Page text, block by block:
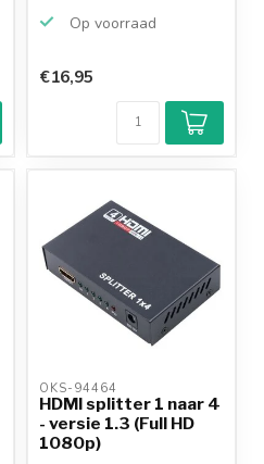
Op voorraad
Klantenbeoordeling
9,2/10
Achteraf
betalen mogelijk
€16,95
OKS-94464
HDMI splitter 1 naar 4
- versie 1.3 (Full HD
1080p)